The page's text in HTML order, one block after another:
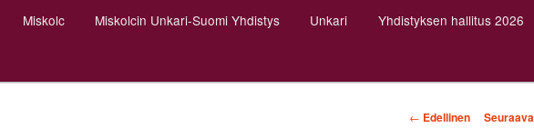
Miskolc Miskolcin Unkari-Suomi Yhdistys Unkari Yhdistyksen hallitus 2026
Artikkelien
← Edellinen Seuraava